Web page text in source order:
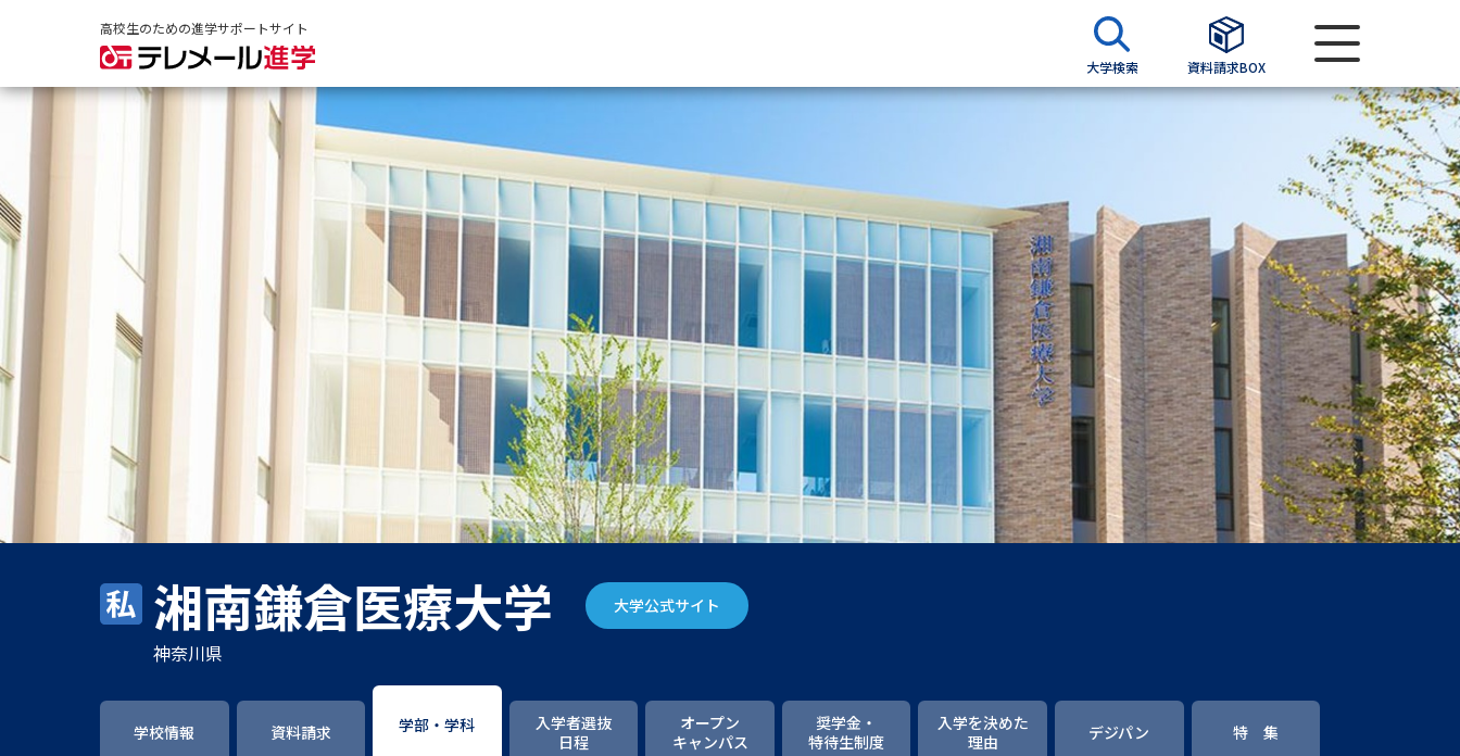
高校生のための進学サポートサイト
大学検索 資料請求BOX
大学・短大の資料種類から請求
大学パンフ
学部・学科パンフ
総合型選抜・学校推薦型選抜 募集要項＆願書
大学入学共通テスト利用選抜の募集要項＆願書
過去問題集
大学・短大以外の資料から請求
専門学校の資料請求
留学・進学関連、塾・予備校
大学入学共通テスト「受験案内」の請求
大学入学共通テスト「受験上の配慮案内」の請求
高等学校卒業程度認定試験
高等学校（情報）教員資格認定試験
大学研究 大学検索
湘南鎌倉医療大学 大学公式サイト
神奈川県
学校情報 資料請求 学部・学科
入学者選抜
日程
オープン
キャンパス
奨学金・
特待生制度
入学を決めた
理由
デジパン 特 集